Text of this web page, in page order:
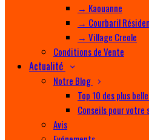
→ Kaouanne
→ Courbaril
→ Village Creole
Conditions de Vente
Actualité
Notre Blog
Top 10 des plus
Conseils pour
Avis